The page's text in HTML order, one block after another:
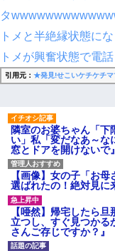
タ
トメと半絶縁状態に
トメが興奮状態で電
引用元： ★発見!せこいケチケチ
隣室のお婆ちゃん「下
い」私「変だなあ～
窓とドアを開けないで』
【画像】女の子「お
選ばれたの！絶対見に
【唖然】帰宅したら
立つし、すぐ見つか
さんご存じですか？』